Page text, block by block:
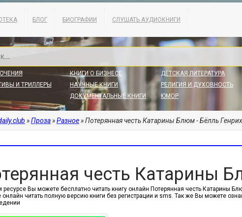
БЛОГ БИОГРАФИИ СЛУШАТЬ АУДИОКНИГИ
И ТРИЛЛЕРЫ
КНИГИ О БИЗНЕСЕ
НАУЧНЫЕ КНИГИ
ДОКУМЕНТАЛЬНЫЕ КНИГИ
ДЕТСКАЯ ЛИТЕРАТУРА
РЕЛИГИЯ И ДУХОВНОСТЬ
ЮМОР
»Проза»Разное» Потерянная честь Катарины Блюм - Бёлль Генрих
честь Катарины
ресурсе Вы можете бесплатно читать книгу онлайн Потерянная честь Катарины
онлайн читать полную версию книги без регистрации и sms. Так же Вы можете